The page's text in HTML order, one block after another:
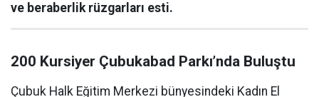
ve beraberlik rüzgarları esti.
200 Kursiyer Çubukabad Parkı’nda Buluştu
Çubuk Halk Eğitim Merkezi bünyesindeki Kadın El